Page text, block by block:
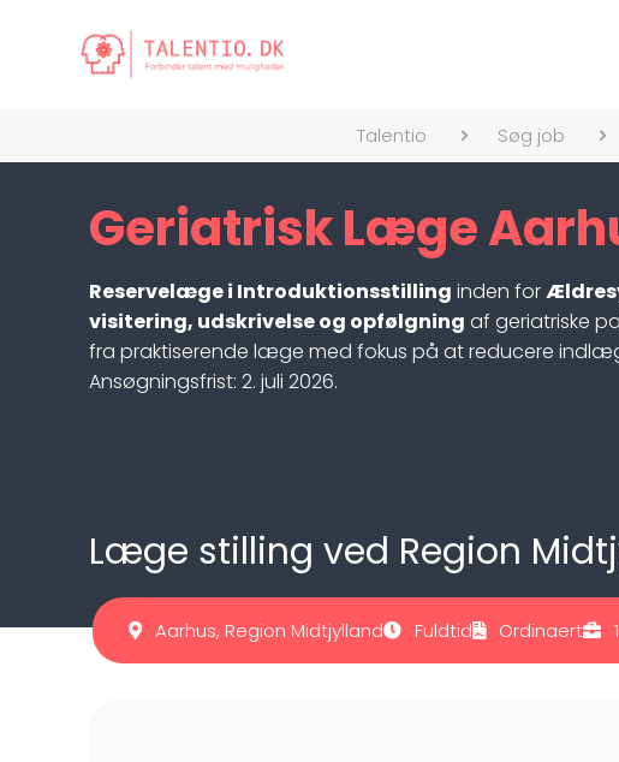
Talentio Søg job
Geriatrisk Læge
Reservelæge i Introduktionsstilling inden for
visitering, udskrivelse og opfølgning af geriatriske
fra praktiserende læge med fokus på at reducere
Ansøgningsfrist: 2. juli 2026.
Læge stilling ved Region
Aarhus, Region Midtjylland Fuldtid Ordinaert